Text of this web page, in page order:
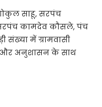
साहू, सरपंच
सरपंच कामदेव कौसले, पंच
संख्या में ग्रामवासी
और अनुशासन के साथ